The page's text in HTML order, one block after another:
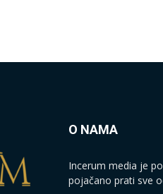
O NAMA
Incerum media je
pojačano prati sve